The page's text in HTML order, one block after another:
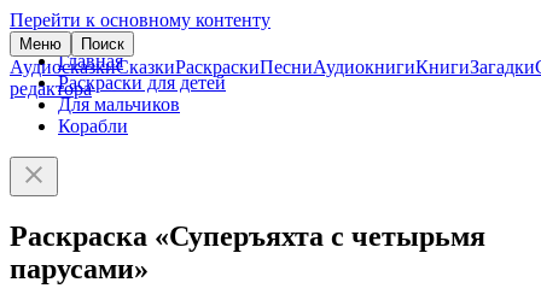
Перейти к основному контенту
Меню Поиск
АудиосказкиСказкиРаскраскиПесниАудиокнигиКнигиЗагадки
редактора
Главная
Раскраски для детей
Для мальчиков
Корабли
Раскраска «Суперъяхта с четырьмя
парусами»